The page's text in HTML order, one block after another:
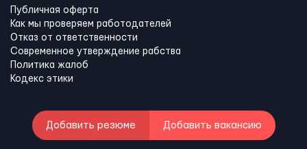
Публичная оферта
Как мы проверяем работодателей
Отказ от ответственности
Современное утверждение рабства
Политика жалоб
Кодекс этики
Добавить резюме Добавить вакансию